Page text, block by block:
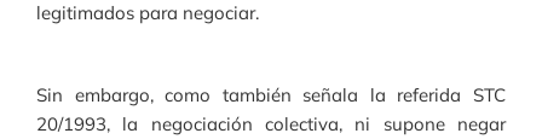
legitimados para negociar.
Sin embargo, como también señala la referida STC
20/1993, la negociación colectiva, ni supone negar